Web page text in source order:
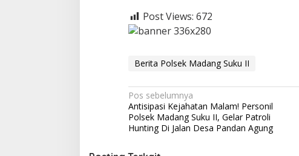
Post Views: 672
Berita Polsek Madang Suku II
N
a
v
i
Pos sebelumnya
Antisipasi Kejahatan Malam! Personil
Polsek Madang Suku II, Gelar Patroli
Hunting Di Jalan Desa Pandan Agung